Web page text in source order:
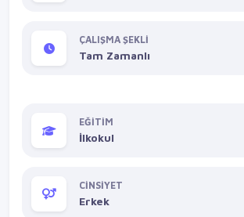
ÇALIŞMA ŞEKLİ
Tam Zamanlı
EĞİTİM
İlkokul
CİNSİYET
Erkek